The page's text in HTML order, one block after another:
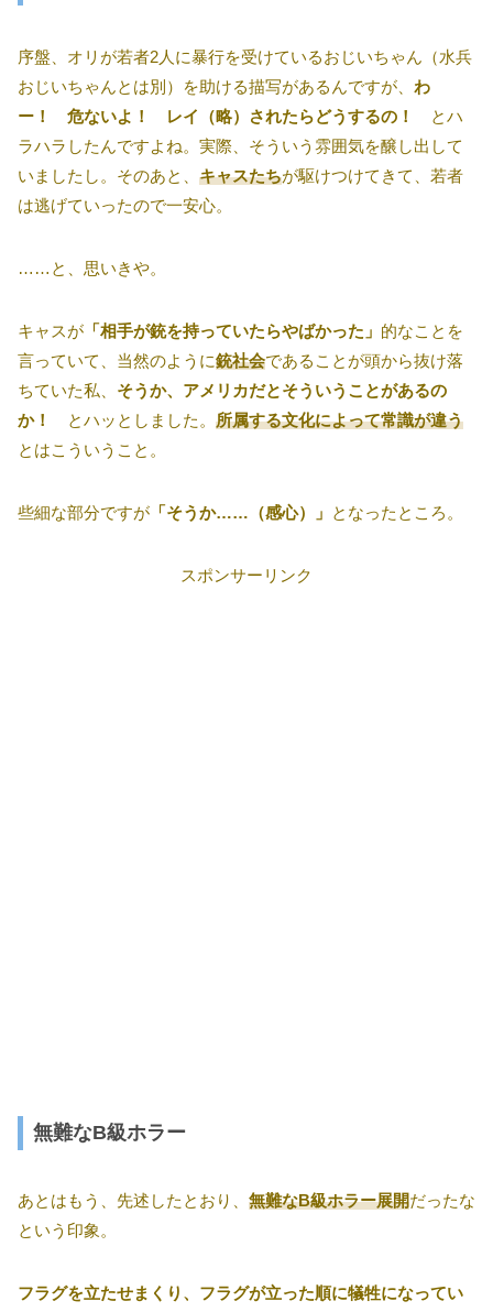
序盤、オリが若者2人に暴行を受けているおじいちゃん（水兵
おじいちゃんとは別）を助ける描写があるんですが、 わ
ー！ 危ないよ！ レイ（略）されたらどうするの！
とハ
ラハラしたんですよね。実際、そういう雰囲気を醸し出して
いましたし。そのあと、 キャスたちが駆けつけてきて、若者
は逃げていったので一安心。
……と、思いきや。
キャスが 「相手が銃を持っていたらやばかった」 的なことを
言っていて、当然のように銃社会であることが頭から抜け落
ちていた私、 そうか、アメリカだとそういうことがあるの
か！
とハッとしました。 所属する文化によって常識が違う
とはこういうこと。
些細な部分ですが 「そうか……（感心）」 となったところ。
スポンサーリンク
無難なB級ホラー
あとはもう、先述したとおり、 無難なB級ホラー展開だったな
という印象。
フラグを立たせまくり、フラグが立った順に犠牲になってい